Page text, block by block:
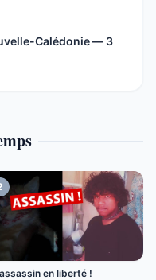
Calédonie — 3
en liberté !